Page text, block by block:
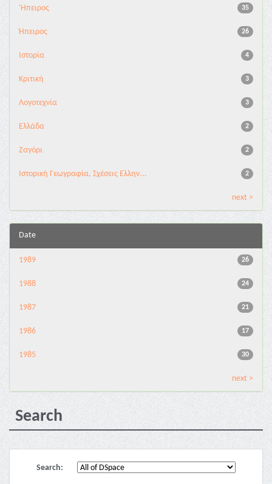
35
'Ηπειρος
26
Ήπειρος
4
Ιστορία
3
Κριτική
3
Λογοτεχνία
2
Ελλάδα
2
Ζαγόρι
2
Ιστορική Γεωγραφία, Σχέσεις Ελλην...
next >
Date
26
1989
24
1988
21
1987
17
1986
30
1985
next >
Search
Search: